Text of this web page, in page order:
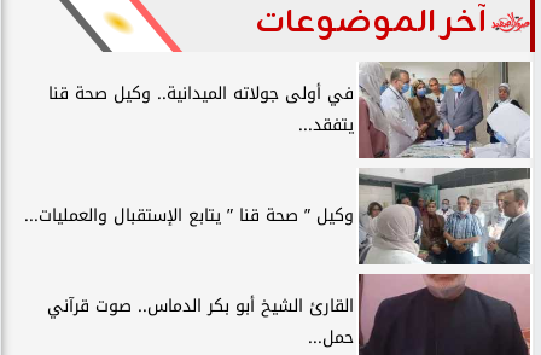
آخر الموضوعات
في أولى جولاته الميدانية.. وكيل صحة قنا
يتفقد...
وكيل ” صحة قنا ” يتابع الإستقبال والعمليات...
القارئ الشيخ أبو بكر الدماس.. صوت قرآني
حمل...